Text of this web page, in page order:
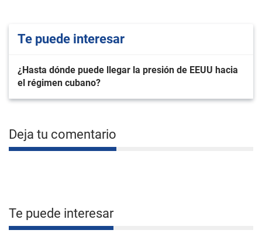
Te puede interesar
¿Hasta dónde puede llegar la presión de EEUU hacia
el régimen cubano?
Deja tu comentario
Te puede interesar